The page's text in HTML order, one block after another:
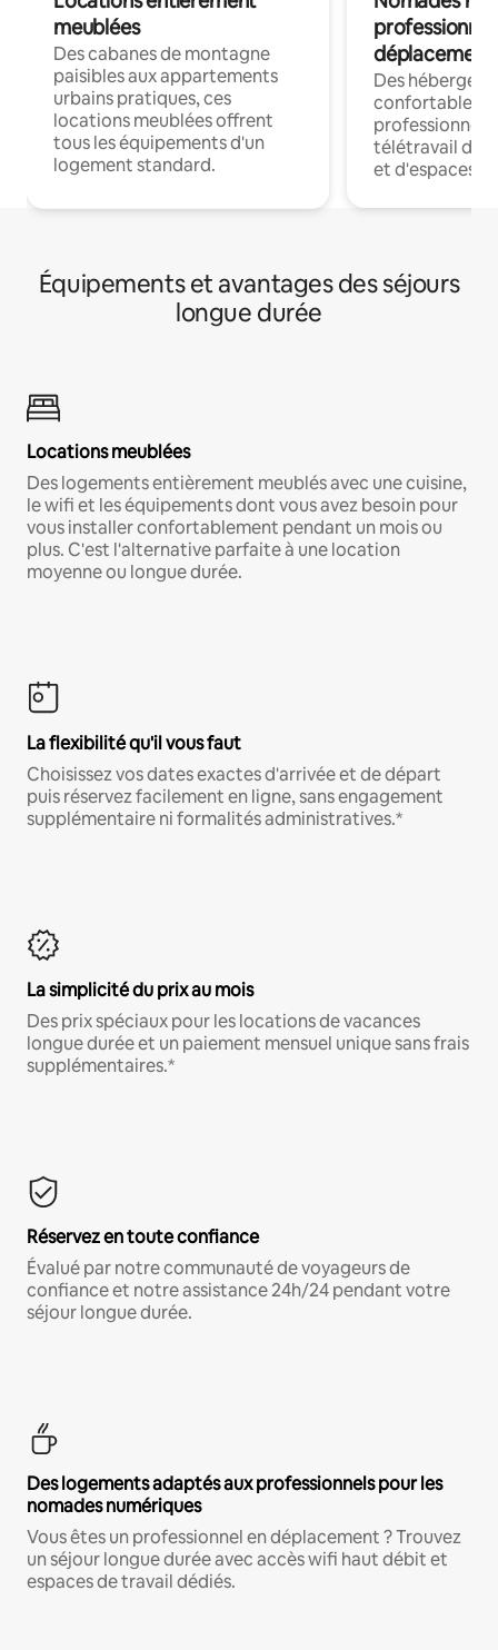
meublées
Des cabanes de montagne
paisibles aux appartements
urbains pratiques, ces
locations meublées offrent
tous les équipements d'un
logement standard.
déplacement
Des
confortables
professionnels
télétravail
et d'espaces
Équipements et avantages des séjours
longue durée
Locations meublées
Des logements entièrement meublés avec une cuisine,
le wifi et les équipements dont vous avez besoin pour
vous installer confortablement pendant un mois ou
plus. C'est l'alternative parfaite à une location
moyenne ou longue durée.
La flexibilité qu'il vous faut
Choisissez vos dates exactes d'arrivée et de départ
puis réservez facilement en ligne, sans engagement
supplémentaire ni formalités administratives.*
La simplicité du prix au mois
Des prix spéciaux pour les locations de vacances
longue durée et un paiement mensuel unique sans frais
supplémentaires.*
Réservez en toute confiance
Évalué par notre communauté de voyageurs de
confiance et notre assistance 24h/24 pendant votre
séjour longue durée.
Des logements adaptés aux professionnels pour les
nomades numériques
Vous êtes un professionnel en déplacement ? Trouvez
un séjour longue durée avec accès wifi haut débit et
espaces de travail dédiés.